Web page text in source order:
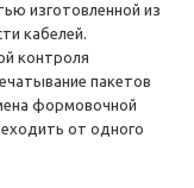
изготовленной из
кабелей.
контроля
пакетов
формовочной
от одного